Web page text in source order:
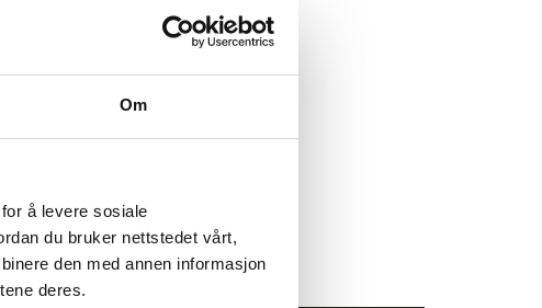
Om
å levere sosiale
du bruker nettstedet vårt,
den med annen informasjon
deres.